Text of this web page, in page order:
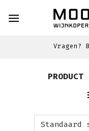
to
Vragen?
PRODUCT